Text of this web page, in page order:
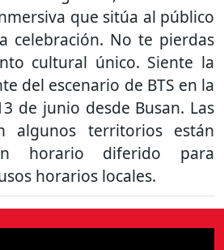
que sitúa al público
celebración. No te pierdas
cultural único. Siente la
del escenario de BTS en la
de junio desde Busan. Las
algunos territorios están
horario diferido para
horarios locales.